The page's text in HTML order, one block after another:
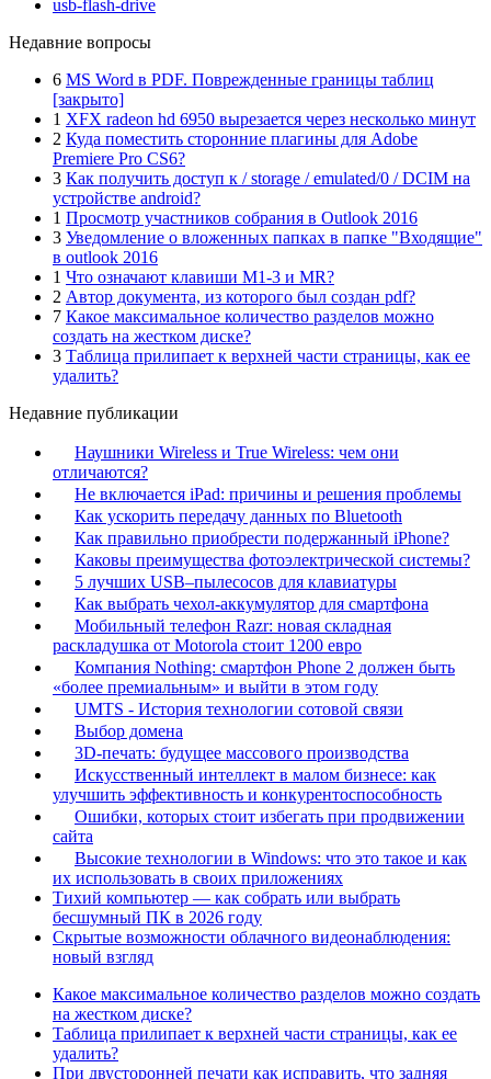
usb-flash-drive
Недавние вопросы
6 MS Word в PDF. Поврежденные границы таблиц
[закрыто]
1 XFX radeon hd 6950 вырезается через несколько минут
2 Куда поместить сторонние плагины для Adobe
Premiere Pro CS6?
3 Как получить доступ к / storage / emulated/0 / DCIM на
устройстве android?
1 Просмотр участников собрания в Outlook 2016
3 Уведомление о вложенных папках в папке "Входящие"
в outlook 2016
1 Что означают клавиши M1-3 и MR?
2 Автор документа, из которого был создан pdf?
7 Какое максимальное количество разделов можно
создать на жестком диске?
3 Таблица прилипает к верхней части страницы, как ее
удалить?
Недавние публикации
Наушники Wireless и True Wireless: чем они
отличаются?
Не включается iPad: причины и решения проблемы
Как ускорить передачу данных по Bluetooth
Как правильно приобрести подержанный iPhone?
Каковы преимущества фотоэлектрической системы?
5 лучших USB–пылесосов для клавиатуры
Как выбрать чехол-аккумулятор для смартфона
Мобильный телефон Razr: новая складная
раскладушка от Motorola стоит 1200 евро
Компания Nothing: смартфон Phone 2 должен быть
«более премиальным» и выйти в этом году
UMTS - История технологии сотовой связи
Выбор домена
3D-печать: будущее массового производства
Искусственный интеллект в малом бизнесе: как
улучшить эффективность и конкурентоспособность
Ошибки, которых стоит избегать при продвижении
сайта
Высокие технологии в Windows: что это такое и как
их использовать в своих приложениях
Тихий компьютер — как собрать или выбрать
бесшумный ПК в 2026 году
Скрытые возможности облачного видеонаблюдения:
новый взгляд
Какое максимальное количество разделов можно создать
на жестком диске?
Таблица прилипает к верхней части страницы, как ее
удалить?
При двусторонней печати как исправить, что задняя